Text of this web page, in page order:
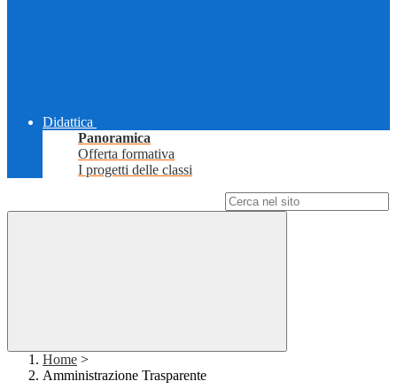
Didattica
Panoramica
Offerta formativa
I progetti delle classi
Home >
Amministrazione Trasparente